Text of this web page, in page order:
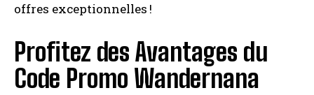
offres exceptionnelles !
Profitez des Avantages du
Code Promo Wandernana